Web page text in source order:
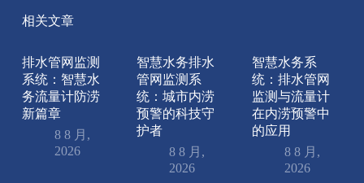
相关文章
排水管网监测
系统：智慧水
务流量计防涝
新篇章
8 8 月,
2026
智慧水务排水
管网监测系
统：城市内涝
预警的科技守
护者
8 8 月,
2026
智慧水务系
统：排水管网
监测与流量计
在内涝预警中
的应用
8 8 月,
2026